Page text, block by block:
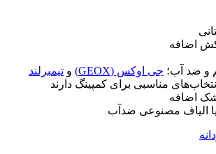
اضافه
و ضد آب؛ جی اوکس (GEOX) و تیمبرلند
انتخاب‌های مناسبی برای کمپینگ دارند
اضافه
الیاف مصنوعی ضدآب